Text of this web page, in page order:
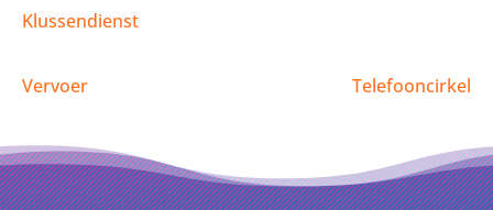
Klussendienst
Vervoer Telefooncirkel